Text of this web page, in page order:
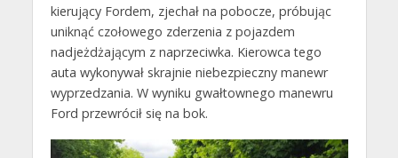
kierujący Fordem, zjechał na pobocze, próbując
uniknąć czołowego zderzenia z pojazdem
nadjeżdżającym z naprzeciwka. Kierowca tego
auta wykonywał skrajnie niebezpieczny manewr
wyprzedzania. W wyniku gwałtownego manewru
Ford przewrócił się na bok.